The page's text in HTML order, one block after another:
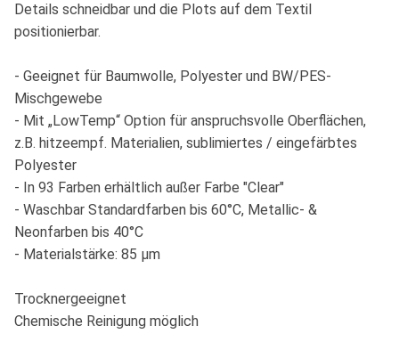
Details schneidbar und die Plots auf dem Textil
positionierbar.
- Geeignet für Baumwolle, Polyester und BW/PES-
Mischgewebe
- Mit „LowTemp“ Option für anspruchsvolle Oberflächen,
z.B. hitzeempf. Materialien, sublimiertes / eingefärbtes
Polyester
- In 93 Farben erhältlich außer Farbe "Clear"
- Waschbar Standardfarben bis 60°C, Metallic- &
Neonfarben bis 40°C
- Materialstärke: 85 µm
Trocknergeeignet
Chemische Reinigung möglich